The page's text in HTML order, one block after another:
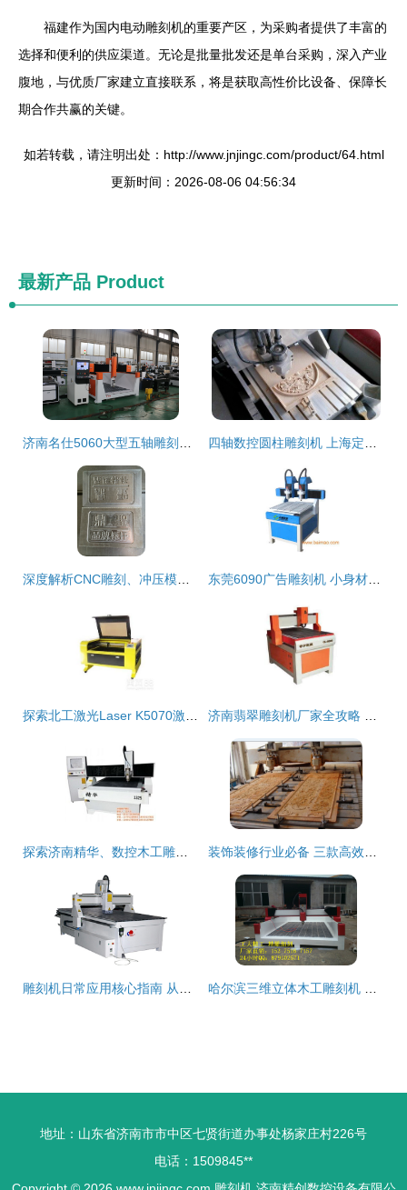
福建作为国内电动雕刻机的重要产区，为采购者提供了丰富的
选择和便利的供应渠道。无论是批量批发还是单台采购，深入产业
腹地，与优质厂家建立直接联系，将是获取高性价比设备、保障长
期合作共赢的关键。
如若转载，请注明出处：http://www.jnjingc.com/product/64.html
更新时间：2026-08-06 04:56:34
最新产品 Product
地址：山东省济南市市中区七贤街道办事处杨家庄村226号
电话：1509845**